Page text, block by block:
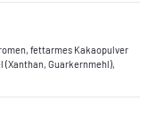
fettarmes Kakaopulver
(Xanthan, Guarkernmehl),